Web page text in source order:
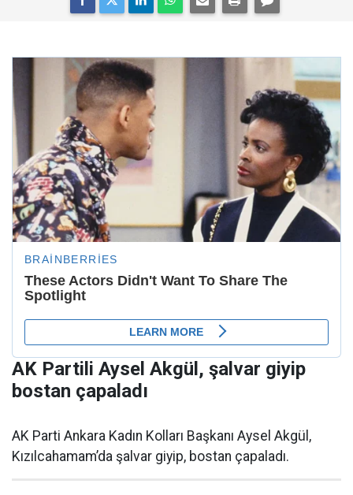
AK Partili Aysel Akgül, şalvar giyip
bostan çapaladı
AK Parti Ankara Kadın Kolları Başkanı Aysel Akgül,
Kızılcahamam’da şalvar giyip, bostan çapaladı.